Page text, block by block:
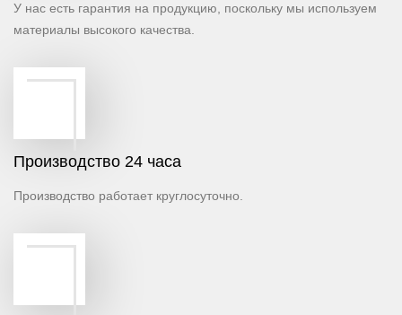
У нас есть гарантия на продукцию, поскольку мы используем
материалы высокого качества.
Производство 24 часа
Производство работает круглосуточно.